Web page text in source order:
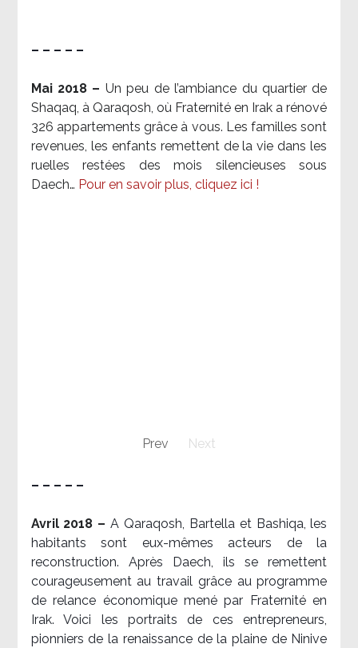
– – – – –
Mai 2018 – Un peu de l’ambiance du quartier de
Shaqaq, à Qaraqosh, où Fraternité en Irak a rénové
326 appartements grâce à vous. Les familles sont
revenues, les enfants remettent de la vie dans les
ruelles restées des mois silencieuses sous
Daech… Pour en savoir plus, cliquez ici !
Prev Next
– – – – –
Avril 2018 –A Qaraqosh, Bartella et Bashiqa, les
habitants sont eux-mêmes acteurs de la
reconstruction. Après Daech, ils se remettent
courageusement au travail grâce au programme
de relance économique mené par Fraternité en
Irak. Voici les portraits de ces entrepreneurs,
pionniers de la renaissance de la plaine de Ninive